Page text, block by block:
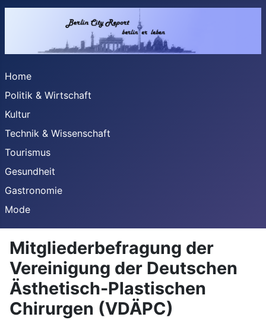
Home
Politik & Wirtschaft
Kultur
Technik & Wissenschaft
Tourismus
Gesundheit
Gastronomie
Mode
Mitgliederbefragung der
Vereinigung der Deutschen
Ästhetisch-Plastischen
Chirurgen (VDÄPC)